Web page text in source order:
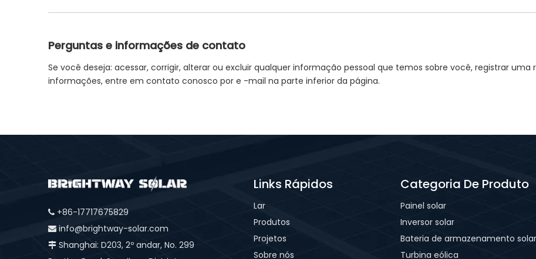
Perguntas e informações de contato
Se você deseja: acessar, corrigir, alterar ou excluir qualquer informação pessoal que temos sobre você, registrar
informações, entre em contato conosco por e -mail na parte inferior da página.
 +86-17717675829
 info@brightway-solar.com
 Shanghai: D203, 2º andar, No. 299
Links Rápidos
Lar
Produtos
Projetos
Sobre nós
Categoria De Produto
Painel solar
Inversor solar
Bateria de armazenamento solar
Turbina eólica